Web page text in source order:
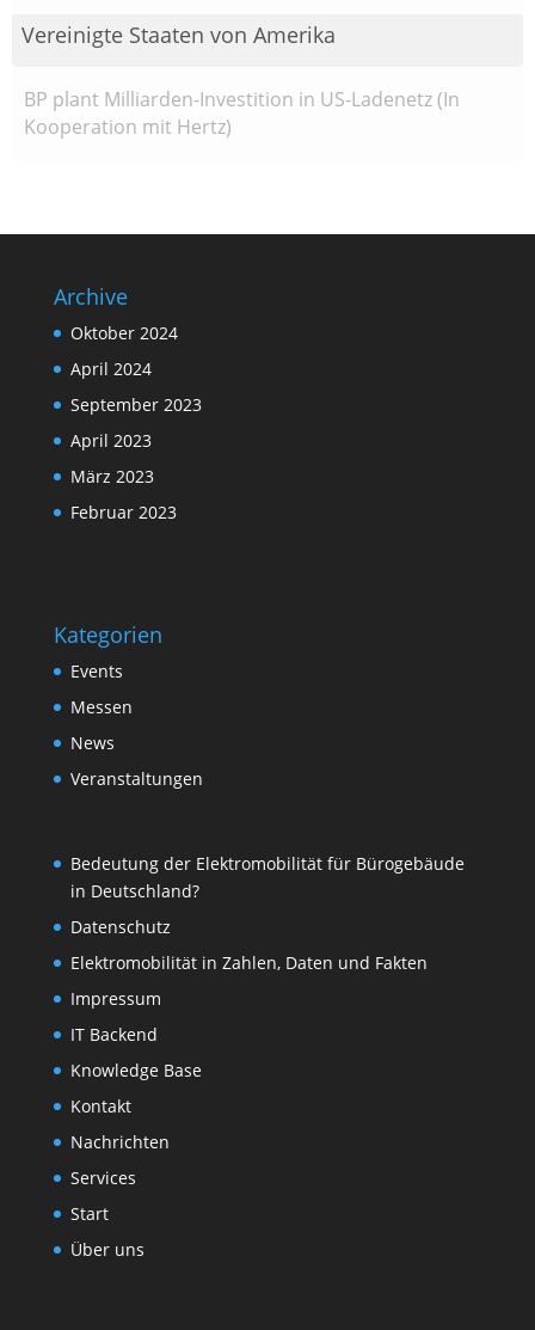
Vereinigte Staaten von Amerika
BP plant Milliarden-Investition in US-Ladenetz (In
Kooperation mit Hertz)
Archive
Oktober 2024
April 2024
September 2023
April 2023
März 2023
Februar 2023
Kategorien
Events
Messen
News
Veranstaltungen
Bedeutung der Elektromobilität für Bürogebäude
in Deutschland?
Datenschutz
Elektromobilität in Zahlen, Daten und Fakten
Impressum
IT Backend
Knowledge Base
Kontakt
Nachrichten
Services
Start
Über uns